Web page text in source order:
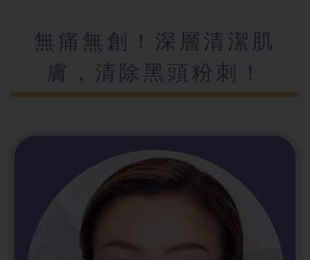
無痛無創！深層清潔肌
膚，清除黑頭粉刺！